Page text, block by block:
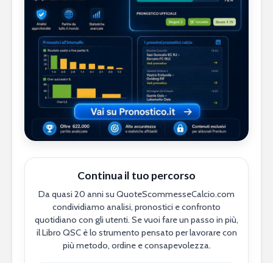
Continua il tuo percorso
Da quasi 20 anni su QuoteScommesseCalcio.com
condividiamo analisi, pronostici e confronto
quotidiano con gli utenti. Se vuoi fare un passo in più,
il Libro QSC è lo strumento pensato per lavorare con
più metodo, ordine e consapevolezza.